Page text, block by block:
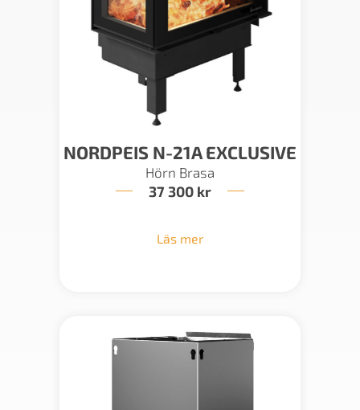
NORDPEIS N-21A EXCLUSIVE
Hörn Brasa
37 300 kr
Läs mer